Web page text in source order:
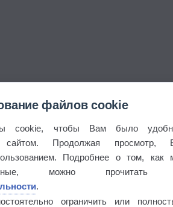
файлов cookie
cookie, чтобы Вам было
сайтом. Продолжая просмотр,
Подробнее о том, как
можно прочитать
.
ограничить или